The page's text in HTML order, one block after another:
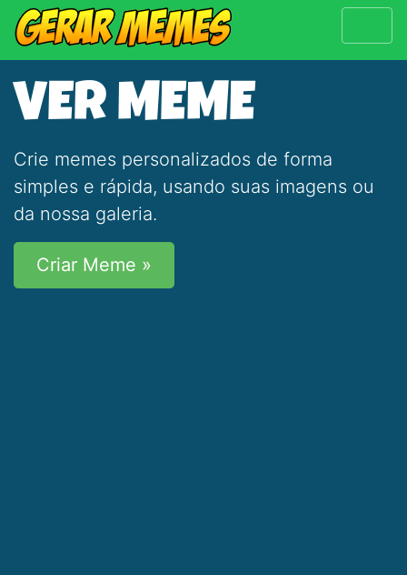
VER MEME
Crie memes personalizados de forma
simples e rápida, usando suas imagens ou
da nossa galeria.
Criar Meme »